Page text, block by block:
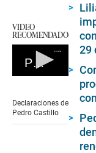
VIDEO
RECOMENDADO
Pedro Castillo
of
0
Declaraciones de
Pedro Castillo
29